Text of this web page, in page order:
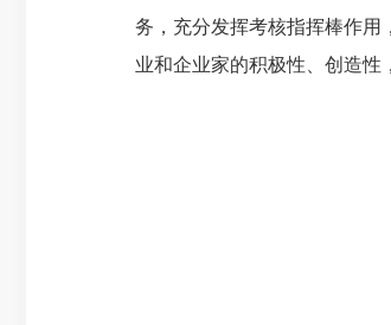
务，充分发挥考核指挥棒作用
业和企业家的积极性、创造性